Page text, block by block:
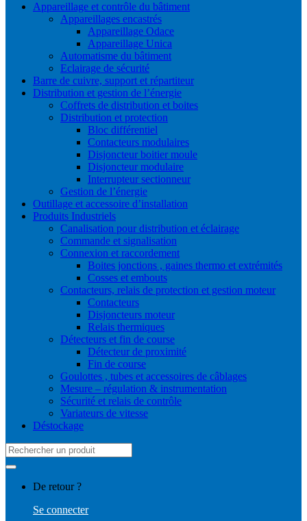
Appareillage et contrôle du bâtiment
Appareillages encastrés
Appareillage Odace
Appareillage Unica
Automatisme du bâtiment
Eclairage de sécurité
Barre de cuivre, support et répartiteur
Distribution et gestion de l’énergie
Coffrets de distribution et boites
Distribution et protection
Bloc différentiel
Contacteurs modulaires
Disjoncteur boitier moule
Disjoncteur modulaire
Interrupteur sectionneur
Gestion de l’énergie
Outillage et accessoire d’installation
Produits Industriels
Canalisation pour distribution et éclairage
Commande et signalisation
Connexion et raccordement
Boites jonctions , gaines thermo et extrémités
Cosses et embouts
Contacteurs, relais de protection et gestion moteur
Contacteurs
Disjoncteurs moteur
Relais thermiques
Détecteurs et fin de course
Détecteur de proximité
Fin de course
Goulottes , tubes et accessoires de câblages
Mesure – régulation & instrumentation
Sécurité et relais de contrôle
Variateurs de vitesse
Déstockage
Search
for:
De retour ?
Se connecter